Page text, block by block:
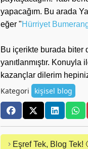
yapacağım. Bu arada
eğer "Hürriyet
Bu içerikte burada biter
yanıtlanmıştır.
kazançlar dilerim
Kategori kişisel blog
Eşref Tek, Blog